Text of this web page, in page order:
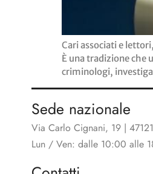
Cari associati e
È una tradizione che
criminologi,
Sede nazionale
Via Carlo Cignani, 19 |
Lun / Ven: dalle 10:00 alle